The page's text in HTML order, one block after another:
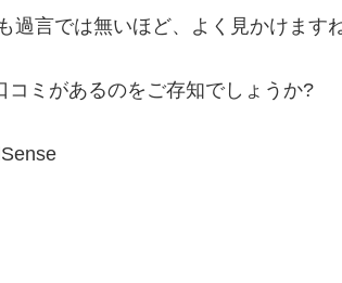
過言では無いほど、よく見かけます
ミがあるのをご存知でしょうか?